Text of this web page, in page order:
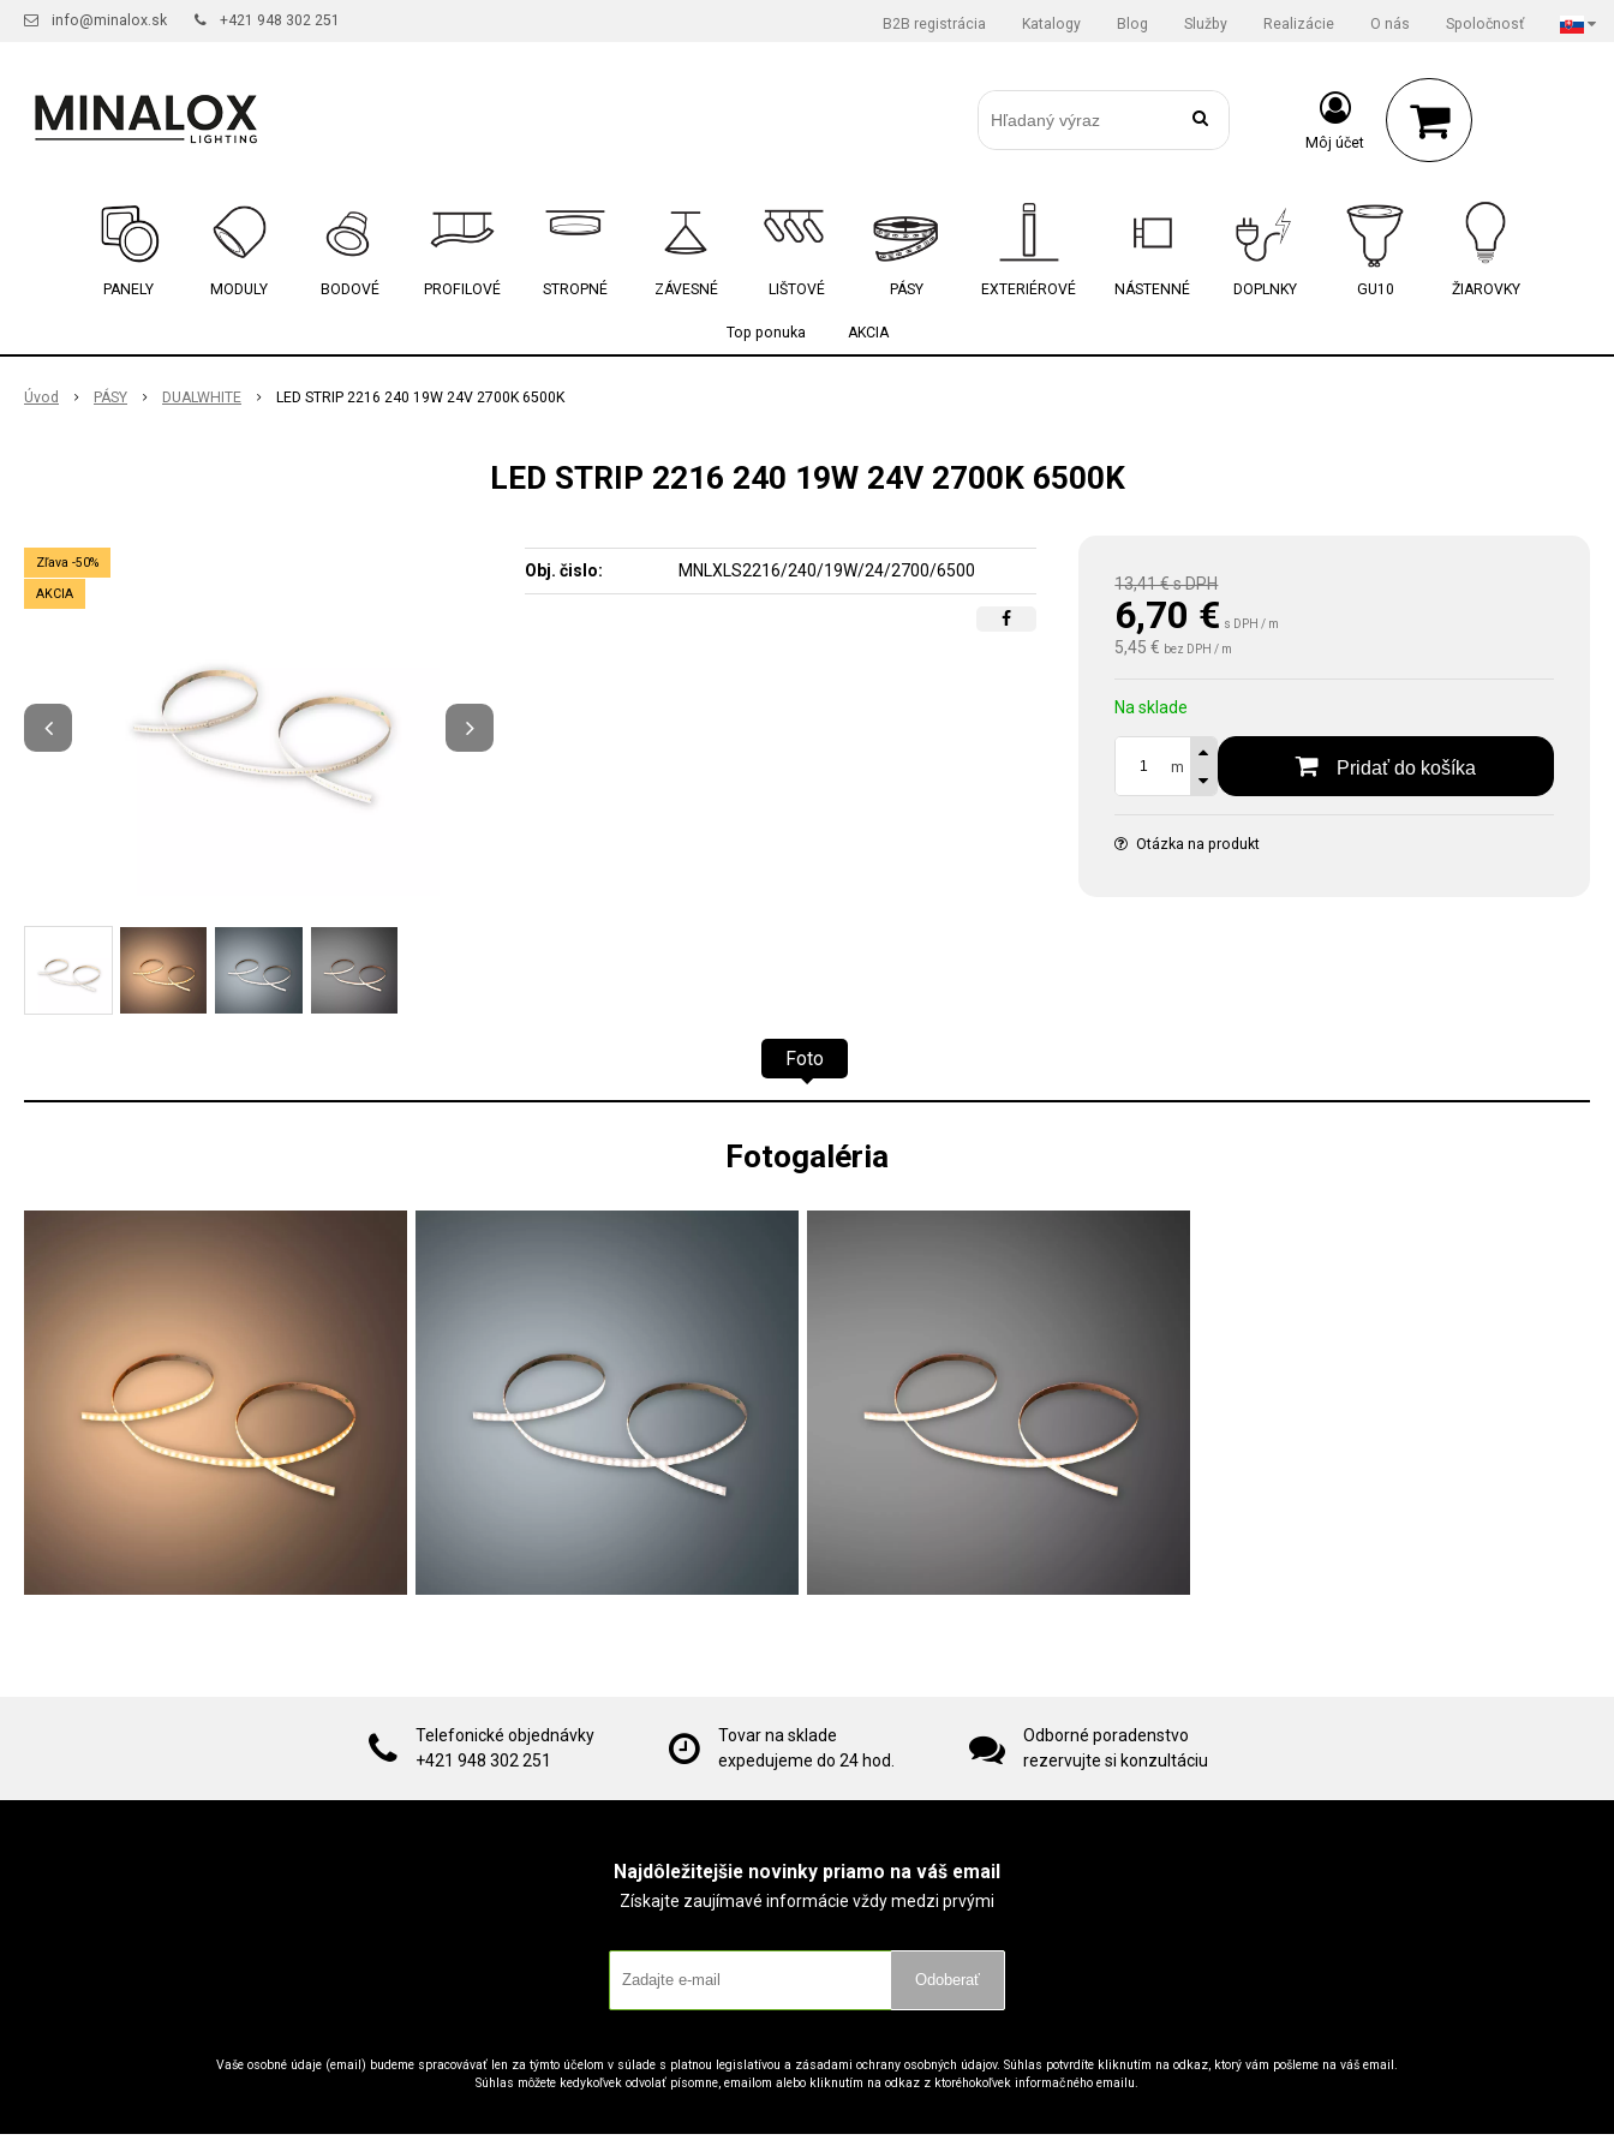
info@minalox.sk +421 948 302 251 B2B registrácia Katalogy Blog Služby Realizácie O nás Spoločnosť
Môj účet
PANELY MODULY BODOVÉ PROFILOVÉ STROPNÉ ZÁVESNÉ LIŠTOVÉ PÁSY EXTERIÉROVÉ NÁSTENNÉ DOPLNKY GU10 ŽIAROVKY
Top ponuka AKCIA
Úvod PÁSY DUALWHITE LED STRIP 2216 240 19W 24V 2700K 6500K
LED STRIP 2216 240 19W 24V 2700K 6500K
Zľava -50%
AKCIA
13,41 €s DPH
6,70 € s DPH / m
5,45 € bez DPH / m
Na sklade
m Pridať do košíka
Otázka na produkt
Obj. čislo: MNLXLS2216/240/19W/24/2700/6500
Foto
Fotogaléria
Telefonické objednávky
+421 948 302 251
Tovar na sklade
expedujeme do 24 hod.
Odborné poradenstvo
rezervujte si konzultáciu
Najdôležitejšie novinky priamo na váš email
Získajte zaujímavé informácie vždy medzi prvými
Odoberať
Vaše osobné údaje (email) budeme spracovávať len za týmto účelom v súlade s platnou legislatívou a zásadami ochrany osobných údajov. Súhlas potvrdíte kliknutím na odkaz, ktorý vám pošleme na váš email.
Súhlas môžete kedykoľvek odvolať písomne, emailom alebo kliknutím na odkaz z ktoréhokoľvek informačného emailu.